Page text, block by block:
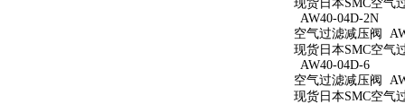
现货日本SMC空气
AW40-04D-2N
空气过滤减压阀
现货日本SMC空气
AW40-04D-6
空气过滤减压阀
现货日本SMC空气